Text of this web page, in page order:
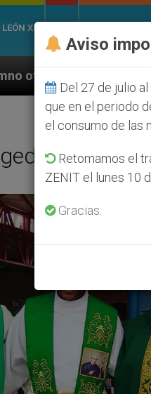
XIV
de la Juventud
‘palotinos’
Aviso
Del 27 de julio
que en el periodo
el consumo de las
Retomamos el
ZENIT el lunes 10
Gracias.